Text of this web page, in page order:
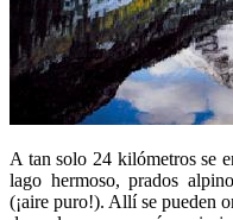
A tan solo 24 kilómetros se
lago hermoso, prados
(¡aire puro!). Allí se pueden